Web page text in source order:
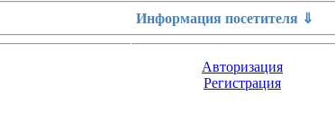
Информация посетителя ⇓
Авторизация
Регистрация